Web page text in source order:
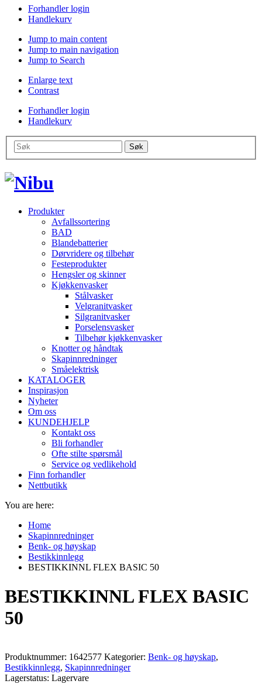
Forhandler login
Handlekurv
Jump to main content
Jump to main navigation
Jump to Search
Enlarge text
Contrast
Forhandler login
Handlekurv
Produkter
Avfallssortering
BAD
Blandebatterier
Dørvridere og tilbehør
Festeprodukter
Hengsler og skinner
Kjøkkenvasker
Stålvasker
Velgranitvasker
Silgranitvasker
Porselensvasker
Tilbehør kjøkkenvasker
Knotter og håndtak
Skapinnredninger
Småelektrisk
KATALOGER
Inspirasjon
Nyheter
Om oss
KUNDEHJELP
Kontakt oss
Bli forhandler
Ofte stilte spørsmål
Service og vedlikehold
Finn forhandler
Nettbutikk
You are here:
Home
Skapinnredninger
Benk- og høyskap
Bestikkinnlegg
BESTIKKINNL FLEX BASIC 50
BESTIKKINNL FLEX BASIC
50
Produktnummer: 1642577 Kategorier: Benk- og høyskap,
Bestikkinnlegg, Skapinnredninger
Lagerstatus: Lagervare